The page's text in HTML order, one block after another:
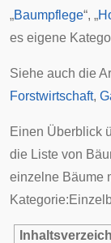
„Baumpflege“, „
es eigene
Siehe auch die
Forstwirtschaft,
Einen Überblick
die Liste von
einzelne Bäume